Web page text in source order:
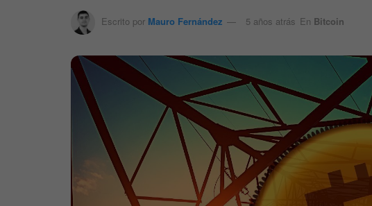
Escrito por Mauro Fernández 5 años atrás En Bitcoin